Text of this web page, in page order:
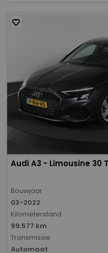
Audi A3 - Limousine 30
Bouwjaar
03-2022
Kilometerstand
99.577 km
Transmissie
Automaat